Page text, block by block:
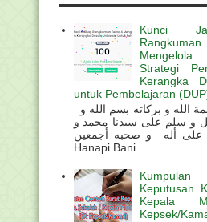
Kunci
Mengelola
Strategi
Kerangka
untuk Pembelajaran
و سلم على سيدنا محمد و
على أله و صحبه أجمعين Salam Sahabat
Hanapi Bani ....
Keputusan
Kepala
Kepsek/